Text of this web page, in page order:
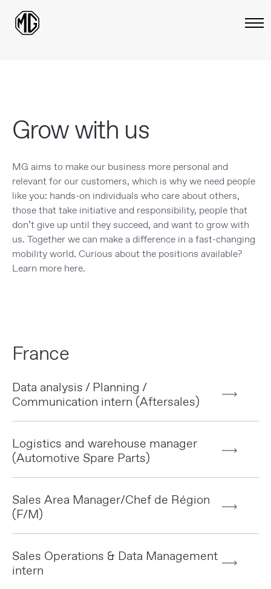
Grow with us
MG aims to make our business more personal and
relevant for our customers, which is why we need people
like you: hands-on individuals who care about others,
those that take initiative and responsibility, people that
don’t give up until they succeed, and want to grow with
us. Together we can make a difference in a fast-changing
mobility world. Curious about the positions available?
Learn more here.
France
Data analysis / Planning /
Communication intern (Aftersales)
Logistics and warehouse manager
(Automotive Spare Parts)
Sales Area Manager/Chef de Région
(F/M)
Sales Operations & Data Management
intern